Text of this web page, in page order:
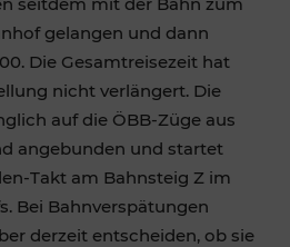
gelangen und dann
Die Gesamtreisezeit hat
nicht verlängert. Die
auf die ÖBB-Züge aus
angebunden und startet
Takt am Bahnsteig Z im
Bei Bahnverspätungen
derzeit entscheiden, ob sie